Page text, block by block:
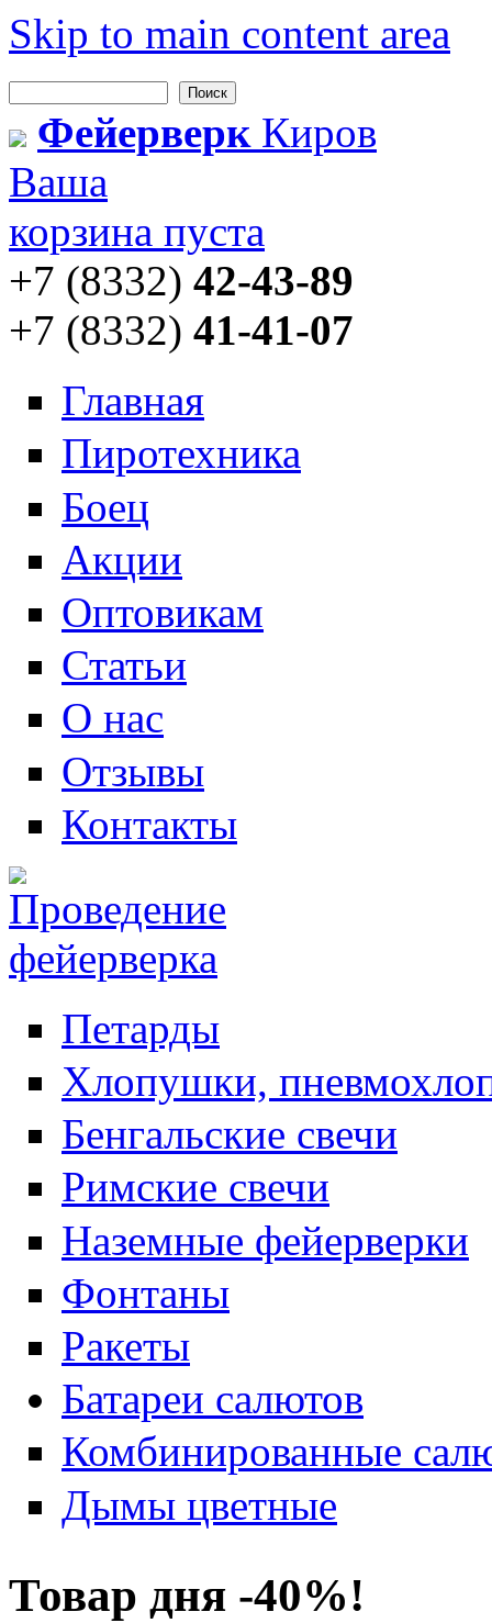
Skip to main content area
Форма поиска
ФейерверкКиров
Ваша
корзина пуста
+7 (8332) 42-43-89
+7 (8332) 41-41-07
Главная
Пиротехника
Боец
Акции
Оптовикам
Статьи
О нас
Отзывы
Контакты
Петарды
Хлопушки,
Бенгальские свечи
Римские свечи
Наземные фейерверки
Фонтаны
Ракеты
Батареи салютов
Комбинированные
Дымы цветные
Товар дня -40%!